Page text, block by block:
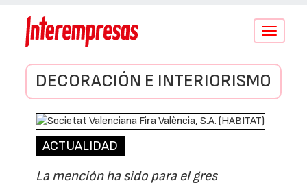
Conmutar
DECORACIÓN E INTERIORISMO
ACTUALIDAD
La mención ha sido para el gres